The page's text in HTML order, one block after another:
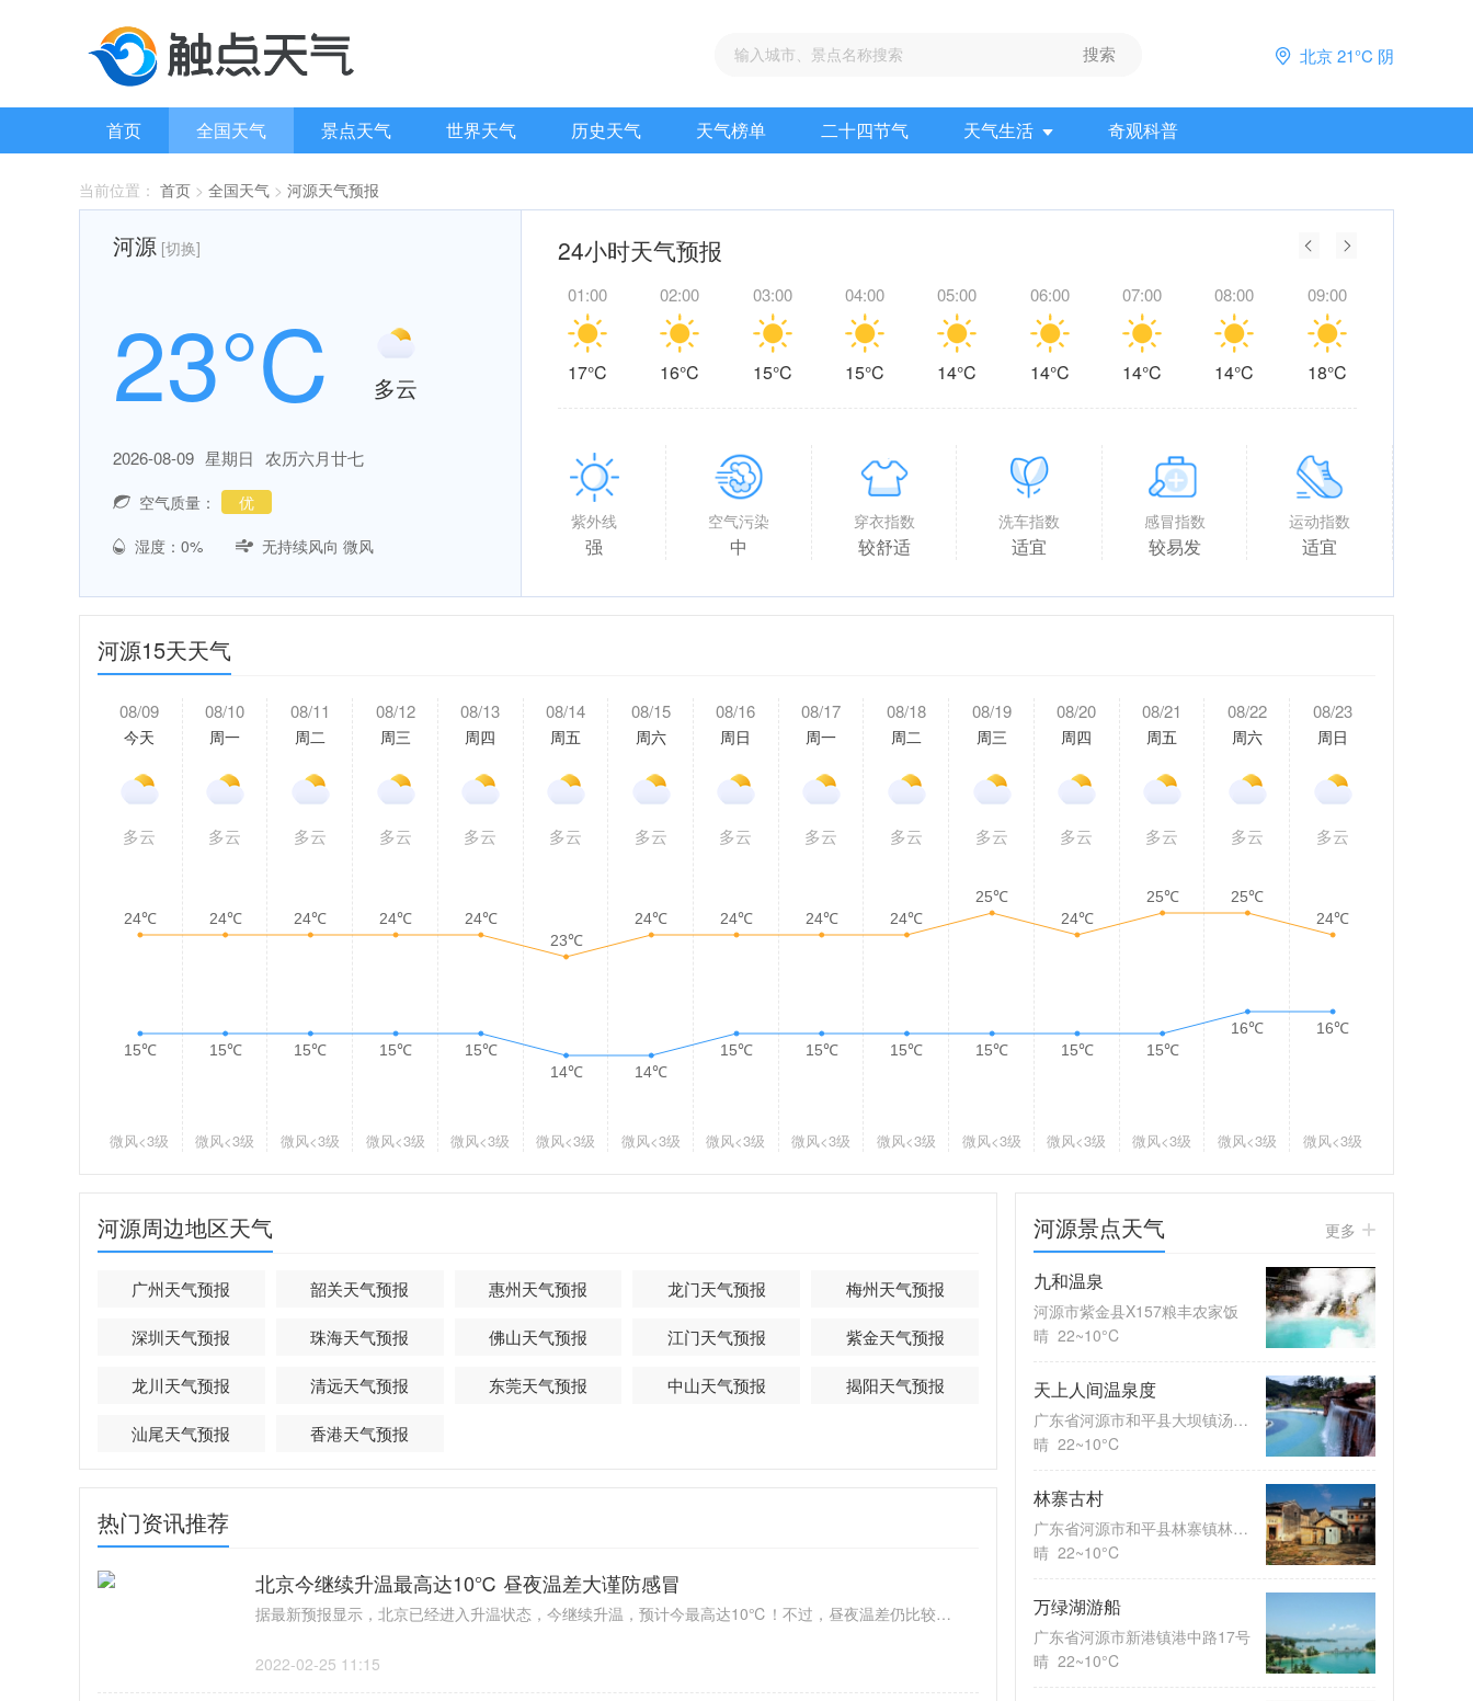
北京 21°C 阴
首页 全国天气 景点天气 世界天气 历史天气 天气榜单 二十四节气 天气生活 奇观科普
当前位置： 首页 > 全国天气 > 河源天气预报
河源 [切换]
23°C 多云
2026-08-09 星期日 农历六月廿七
空气质量：
优
湿度：0%
无持续风向 微风
24小时天气预报
01:00
17°C
02:00
16°C
03:00
15°C
04:00
15°C
05:00
14°C
06:00
14°C
07:00
14°C
08:00
14°C
09:00
18°C
紫外线
强
空气污染
中
穿衣指数
较舒适
洗车指数
适宜
感冒指数
较易发
运动指数
适宜
河源15天天气
08/09
今天
多云
微风<3级
08/10
周一
多云
微风<3级
08/11
周二
多云
微风<3级
08/12
周三
多云
微风<3级
08/13
周四
多云
微风<3级
08/14
周五
多云
微风<3级
08/15
周六
多云
微风<3级
08/16
周日
多云
微风<3级
08/17
周一
多云
微风<3级
08/18
周二
多云
微风<3级
08/19
周三
多云
微风<3级
08/20
周四
多云
微风<3级
08/21
周五
多云
微风<3级
08/22
周六
多云
微风<3级
08/23
周日
多云
微风<3级
24℃ 24℃ 24℃ 24℃
24℃
23℃
24℃ 24℃ 24℃ 24℃
25℃
24℃
25℃
25℃
24℃
15℃ 15℃ 15℃ 15℃
15℃
14℃
14℃
15℃ 15℃ 15℃ 15℃ 15℃ 15℃
16℃ 16℃
河源周边地区天气
广州天气预报 韶关天气预报 惠州天气预报 龙门天气预报 梅州天气预报
深圳天气预报 珠海天气预报 佛山天气预报 江门天气预报 紫金天气预报
龙川天气预报 清远天气预报 东莞天气预报 中山天气预报 揭阳天气预报
汕尾天气预报 香港天气预报
热门资讯推荐
北京今继续升温最高达10℃ 昼夜温差大谨防感冒
据最新预报显示，北京已经进入升温状态，今继续升温，预计今最高达10℃！不过，昼夜温差仍比较大，注意保暖，谨防感冒。从未来天气来看，未来一周北京在晴和多云之间转换，最高气温在11℃左右，白天是比较暖和。不过，天气比较干燥，大家要注意补水和防火。
2022-02-25 11:15
河源景点天气 更多
九和温泉
河源市紫金县X157粮丰农家饭
晴 22~10°C
天上人间温泉度
广东省河源市和平县大坝镇汤湖村
晴 22~10°C
林寨古村
广东省河源市和平县林寨镇林寨古
晴 22~10°C
万绿湖游船
广东省河源市新港镇港中路17号
晴 22~10°C